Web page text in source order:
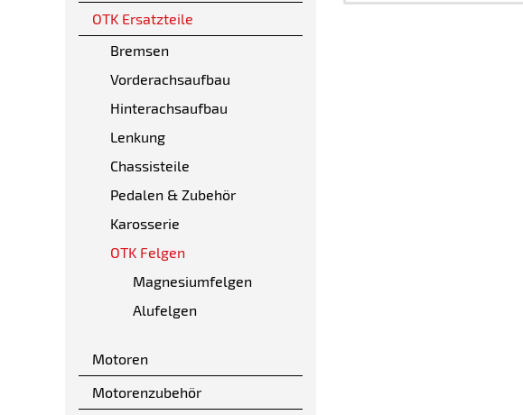
OTK Ersatzteile
Bremsen
Vorderachsaufbau
Hinterachsaufbau
Lenkung
Chassisteile
Pedalen & Zubehör
Karosserie
OTK Felgen
Magnesiumfelgen
Alufelgen
Motoren
Motorenzubehör